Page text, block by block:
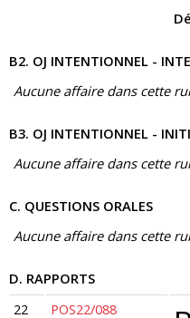
B2. OJ INTENTIONNEL -
Aucune affaire dans cette
B3. OJ INTENTIONNEL -
Aucune affaire dans cette
C. QUESTIONS ORALES
Aucune affaire dans cette
D. RAPPORTS
22
POS22/088